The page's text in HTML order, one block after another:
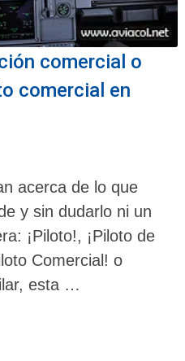
comercial o
comercial en
acerca de lo que
y sin dudarlo ni un
¡Piloto!, ¡Piloto de
Comercial! o
esta …